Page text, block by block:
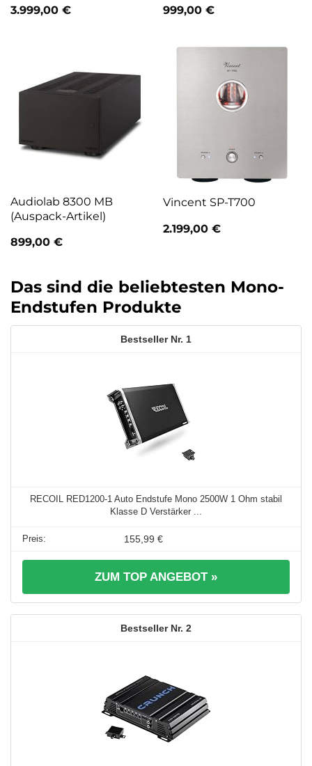
3.999,00 €
999,00 €
Audiolab 8300 MB
(Auspack-Artikel)
899,00 €
Vincent SP-T700
2.199,00 €
Das sind die beliebtesten Mono-
Endstufen Produkte
1
RECOIL RED1200-1 Auto Endstufe Mono 2500W 1 Ohm stabil
Klasse D Verstärker ...
155,99 €
ZUM TOP ANGEBOT »
2